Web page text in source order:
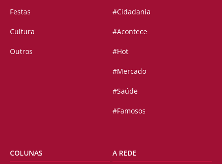
Festas
Cultura
Outros
#Cidadania
#Acontece
#Hot
#Mercado
#Saúde
#Famosos
COLUNAS A REDE